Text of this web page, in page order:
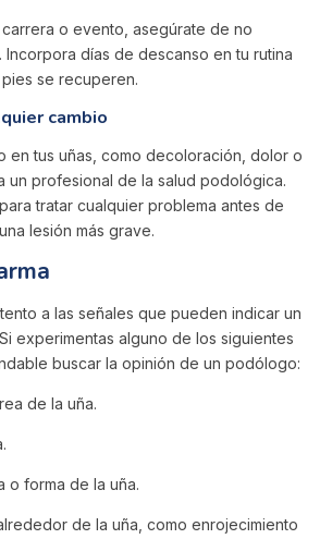
o evento, asegúrate de no
días de descanso en tu rutina
se recuperen.
cambio
en tus uñas, como decoloración, dolor o
un profesional de la salud podológica.
tratar cualquier problema antes de
lesión más grave.
a las señales que pueden indicar un
experimentas alguno de los siguientes
buscar la opinión de un podólogo:
de la uña.
o forma de la uña.
de la uña, como enrojecimiento